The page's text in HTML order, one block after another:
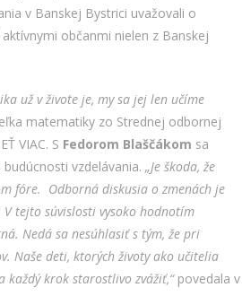
v Banskej Bystrici uvažovali o
občanmi nielen z Banskej
už v živote je, my sa jej len učíme
matematiky zo Strednej odbornej
VIAC. S Fedorom Blaščákom sa
vzdelávania. „Je škoda, že
fóre. Odborná diskusia o zmenách je
tejto súvislosti vysoko hodnotím
Nedá sa nesúhlasiť s tým, že pri
Naše deti, ktorých životy ako učitelia
každý krok starostlivo zvážiť,“povedala v